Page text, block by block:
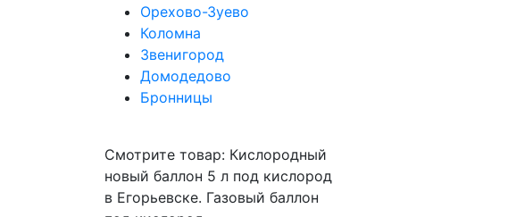
Орехово-Зуево
Коломна
Звенигород
Домодедово
Бронницы
Смотрите товар: Кислородный
новый баллон 5 л под кислород
в Егорьевске. Газовый баллон